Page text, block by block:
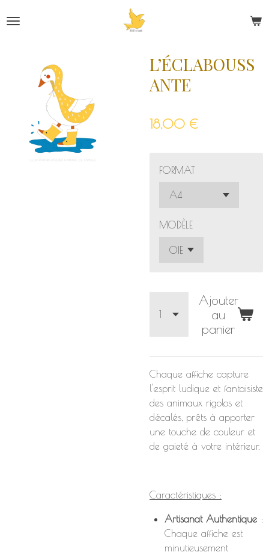
au
L’ÉCLABOUSS
ANTE
18,00 €
FORMAT
MODÈLE
Ajouter
au
panier
Chaque affiche capture
l'esprit ludique et fantaisiste
des animaux rigolos et
décalés, prêts à apporter
une touche de couleur et
de gaieté à votre intérieur.
Caractéristiques :
Artisanat Authentique:
Chaque affiche est
minutieusement